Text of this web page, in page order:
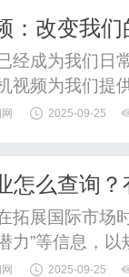
度系产品借助
：改变我
经成为我们日
视频为我们提
手机视频为我
和地点，随时
2025-09-25
怎么查询
拓展国际市场
力”等信息，
垒、数据真实
2025-09-25